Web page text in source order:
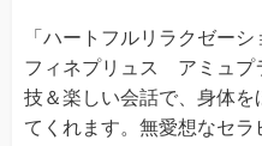
「ハートフルリラクゼー
フィネプリュス アミュプ
技＆楽しい会話で、身体
てくれます。無愛想なセ